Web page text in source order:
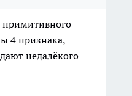
примитивного
4 признака,
недалёкого